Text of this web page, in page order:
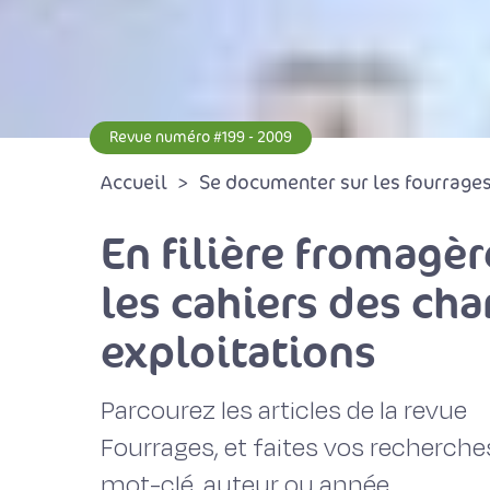
Revue numéro #199 - 2009
Accueil Se documenter sur les
En filière
les cahiers des
exploitations
Parcourez les articles de la revue
Fourrages, et faites vos